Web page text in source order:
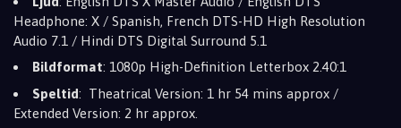
Headphone: X / Spanish, French DTS-HD High Resolution
Audio 7.1 / Hindi DTS Digital Surround 5.1
Bildformat: 1080p High-Definition Letterbox 2.40:1
Speltid: Theatrical Version: 1 hr 54 mins approx /
Extended Version: 2 hr approx.